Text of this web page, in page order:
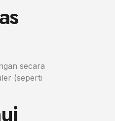
secara
(seperti